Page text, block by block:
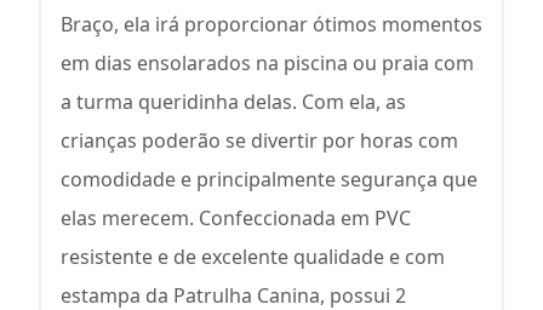
Braço, ela irá proporcionar ótimos momentos
em dias ensolarados na piscina ou praia com
a turma queridinha delas. Com ela, as
crianças poderão se divertir por horas com
comodidade e principalmente segurança que
elas merecem. Confeccionada em PVC
resistente e de excelente qualidade e com
estampa da Patrulha Canina, possui 2